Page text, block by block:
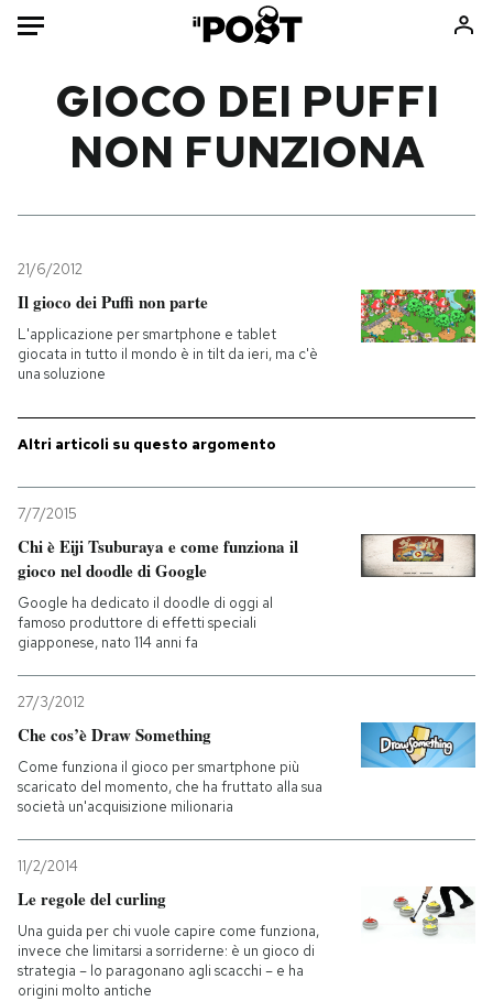
HOME
Mondo
Tecnologia
Internet
Scienza
Cultura
Sport
Libri
Ok Boomer!
PODCAST
NEWSLETTER
I MIEI PREFERITI
AREA PERSONALE
Entra
GIOCO DEI PUFFI
NON FUNZIONA
21/6/2012
Il gioco dei Puffi non parte
L'applicazione per smartphone e tablet
giocata in tutto il mondo è in tilt da ieri, ma c'è
una soluzione
Altri articoli su questo argomento
7/7/2015
Chi è Eiji Tsuburaya e come funziona il
gioco nel doodle di Google
Google ha dedicato il doodle di oggi al
famoso produttore di effetti speciali
giapponese, nato 114 anni fa
27/3/2012
Che cos’è Draw Something
Come funziona il gioco per smartphone più
scaricato del momento, che ha fruttato alla sua
società un'acquisizione milionaria
11/2/2014
Le regole del curling
Una guida per chi vuole capire come funziona,
invece che limitarsi a sorriderne: è un gioco di
strategia – lo paragonano agli scacchi – e ha
origini molto antiche